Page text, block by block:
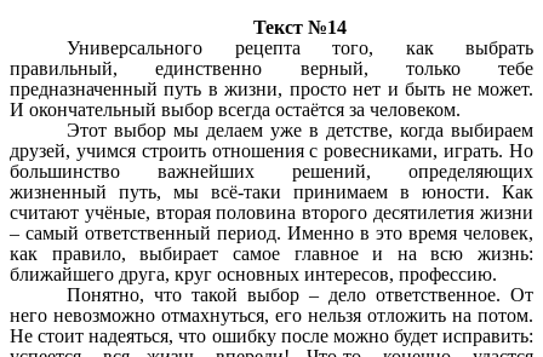
Текст №14
Универсального рецепта того, как выбрать
правильный, единственно верный, только тебе
предназначенный путь в жизни, просто нет и быть не может.
И окончательный выбор всегда остаётся за человеком.
Этот выбор мы делаем уже в детстве, когда выбираем
друзей, учимся строить отношения с ровесниками, играть. Но
большинство важнейших решений, определяющих
жизненный путь, мы всё-таки принимаем в юности. Как
считают учёные, вторая половина второго десятилетия жизни
– самый ответственный период. Именно в это время человек,
как правило, выбирает самое главное и на всю жизнь:
ближайшего друга, круг основных интересов, профессию.
Понятно, что такой выбор – дело ответственное. От
него невозможно отмахнуться, его нельзя отложить на потом.
Не стоит надеяться, что ошибку после можно будет исправить: